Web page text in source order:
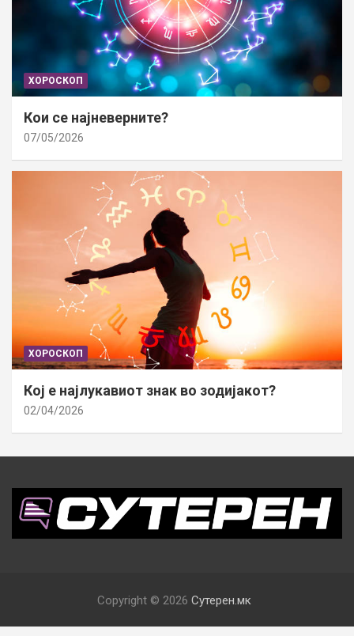
ХОРОСКОП
Кои се најневерните?
07/05/2026
ХОРОСКОП
Кој е најлукавиот знак во зодијакот?
02/04/2026
Copyright © 2026 Сутерен.мк